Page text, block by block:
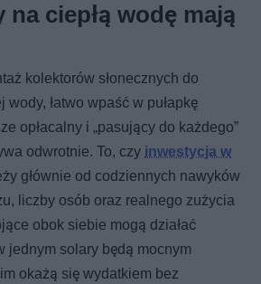
ciepłą wodę mają
kolektorów słonecznych do
wody, łatwo wpaść w pułapkę
opłacalny i „pasujący do każdego”
odwrotnie. To, czy inwestycja w
głównie od codziennych nawyków
liczby osób oraz realnego zużycia
obok siebie mogą działać
jednym solary będą mocnym
okażą się wydatkiem bez